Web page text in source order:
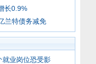
长0.9%
兰特债务减免
就业岗位恐受影